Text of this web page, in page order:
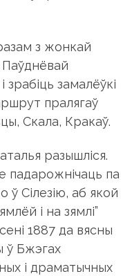
з жонкай
замалёўкі
пралягаў
Скала, Кракаў.
разышліся.
падарожнічаць па
ў Сілезію, аб якой
і на зямлі”
1887 да вясны
ў Бжэгах
і драматычных